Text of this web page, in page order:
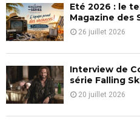
Eté 2026 : le
Magazine des
26 juillet 2026
Interview de
série Falling
20 juillet 2026